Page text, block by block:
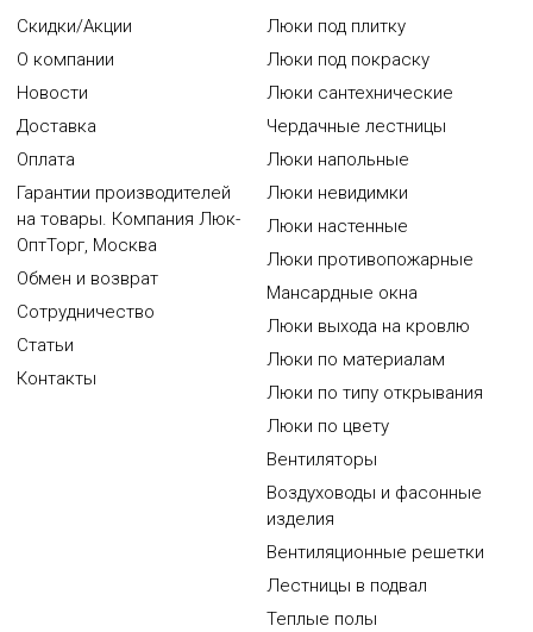
Скидки/Акции
О компании
Новости
Доставка
Оплата
Гарантии производителей
на товары. Компания Люк-
ОптТорг, Москва
Обмен и возврат
Сотрудничество
Статьи
Контакты
Люки под плитку
Люки под покраску
Люки сантехнические
Чердачные лестницы
Люки напольные
Люки невидимки
Люки настенные
Люки противопожарные
Мансардные окна
Люки выхода на кровлю
Люки по материалам
Люки по типу открывания
Люки по цвету
Вентиляторы
Воздуховоды и фасонные
изделия
Вентиляционные решетки
Лестницы в подвал
Теплые полы